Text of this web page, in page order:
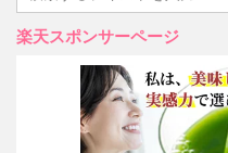
楽天スポンサーページ